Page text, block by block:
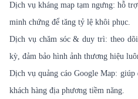
Dịch vụ kháng map tạm ngưng: hỗ
minh chứng để tăng tỷ lệ khôi phục.
Dịch vụ chăm sóc & duy trì: theo
kỳ, đảm bảo hình ảnh thương hiệu
Dịch vụ quảng cáo Google Map: giúp
khách hàng địa phương tiềm năng.